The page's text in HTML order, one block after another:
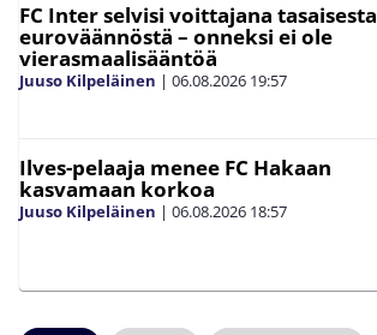
FC Inter selvisi voittajana tasaisesta
euroväännöstä – onneksi ei ole
vierasmaalisääntöä
Juuso Kilpeläinen | 06.08.2026 19:57
Ilves-pelaaja menee FC Hakaan
kasvamaan korkoa
Juuso Kilpeläinen | 06.08.2026 18:57